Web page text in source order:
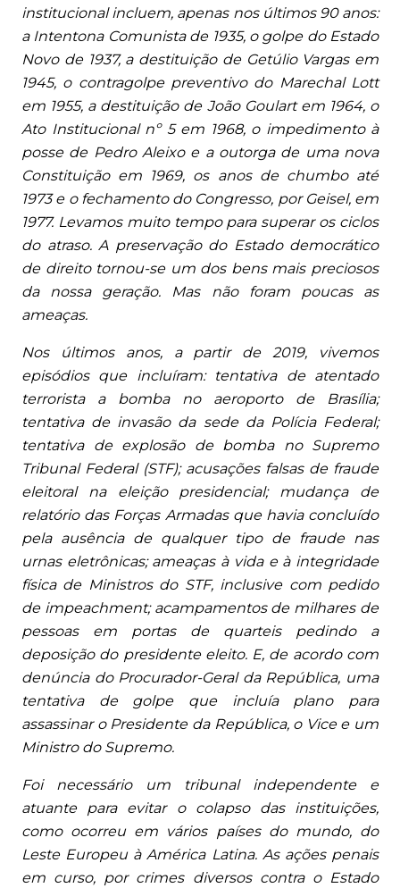
institucional incluem, apenas nos últimos 90 anos:
a Intentona Comunista de 1935, o golpe do Estado
Novo de 1937, a destituição de Getúlio Vargas em
1945, o contragolpe preventivo do Marechal Lott
em 1955, a destituição de João Goulart em 1964, o
Ato Institucional nº 5 em 1968, o impedimento à
posse de Pedro Aleixo e a outorga de uma nova
Constituição em 1969, os anos de chumbo até
1973 e o fechamento do Congresso, por Geisel, em
1977. Levamos muito tempo para superar os ciclos
do atraso. A preservação do Estado democrático
de direito tornou-se um dos bens mais preciosos
da nossa geração. Mas não foram poucas as
ameaças.
Nos últimos anos, a partir de 2019, vivemos
episódios que incluíram: tentativa de atentado
terrorista a bomba no aeroporto de Brasília;
tentativa de invasão da sede da Polícia Federal;
tentativa de explosão de bomba no Supremo
Tribunal Federal (STF); acusações falsas de fraude
eleitoral na eleição presidencial; mudança de
relatório das Forças Armadas que havia concluído
pela ausência de qualquer tipo de fraude nas
urnas eletrônicas; ameaças à vida e à integridade
física de Ministros do STF, inclusive com pedido
de impeachment; acampamentos de milhares de
pessoas em portas de quarteis pedindo a
deposição do presidente eleito. E, de acordo com
denúncia do Procurador-Geral da República, uma
tentativa de golpe que incluía plano para
assassinar o Presidente da República, o Vice e um
Ministro do Supremo.
Foi necessário um tribunal independente e
atuante para evitar o colapso das instituições,
como ocorreu em vários países do mundo, do
Leste Europeu à América Latina. As ações penais
em curso, por crimes diversos contra o Estado